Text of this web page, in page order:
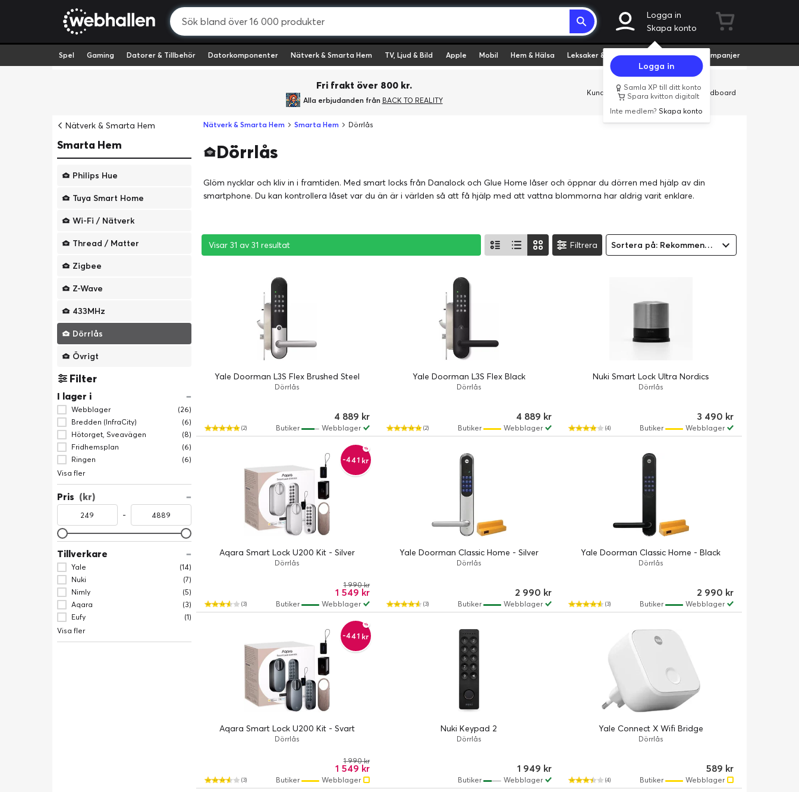
Logga in
Skapa konto
Logga in
Samla XP till ditt konto
Spara kvitton digitalt
Inte medlem?Skapa konto
Spel Gaming Datorer & Tillbehör Datorkomponenter Nätverk & Smarta Hem TV, Ljud & Bild Apple Mobil Hem & Hälsa Leksaker & Hobby Fyndvaror Kampanjer
Fri frakt över 800 kr.
Alla erbjudanden från BACK TO REALITY
Kundservice Butiker Företag Cardboard
Nätverk & Smarta Hem
Smarta Hem
Philips Hue
Tuya Smart Home
Wi-Fi / Nätverk
Thread / Matter
Zigbee
Z-Wave
433MHz
Dörrlås
Övrigt
Filter
I lager i
Webblager
(26)
Bredden (InfraCity)
(6)
Hötorget, Sveavägen
(8)
Fridhemsplan
(6)
Ringen
(6)
Visa fler
Pris (kr)
-
Tillverkare
Yale
(14)
Nuki
(7)
Nimly
(5)
Aqara
(3)
Eufy
(1)
Visa fler
Nätverk & Smarta Hem Smarta Hem Dörrlås
Dörrlås
Glöm nycklar och kliv in i framtiden. Med smart locks från Danalock och Glue Home låser och öppnar du dörren med hjälp av din
smartphone. Du kan kontrollera låset var du än är i världen så att få hjälp med att vattna blommorna har aldrig varit enklare.
Visar 31 av 31 resultat
Visar 31 av 31 resultat
Visar 31 av 31 resultat Filtrera Sortera på: Rekommenderad
Yale Doorman L3S Flex Brushed Steel
Dörrlås
(2)
4 889 kr
Webblager
Butiker
Yale Doorman L3S Flex Black
Dörrlås
(2)
4 889 kr
Webblager
Butiker
Nuki Smart Lock Ultra Nordics
Dörrlås
(4)
3 490 kr
Webblager
Butiker
-441 kr
Aqara Smart Lock U200 Kit - Silver
Dörrlås
(3)
1 549 kr
1 990 kr
Webblager
Butiker
Yale Doorman Classic Home - Silver
Dörrlås
(3)
2 990 kr
Webblager
Butiker
Yale Doorman Classic Home - Black
Dörrlås
(3)
2 990 kr
Webblager
Butiker
-441 kr
Aqara Smart Lock U200 Kit - Svart
Dörrlås
(3)
1 549 kr
1 990 kr
Webblager
Butiker
Nuki Keypad 2
Dörrlås
1 949 kr
Webblager
Butiker
Yale Connect X Wifi Bridge
Dörrlås
(4)
589 kr
Webblager
Butiker